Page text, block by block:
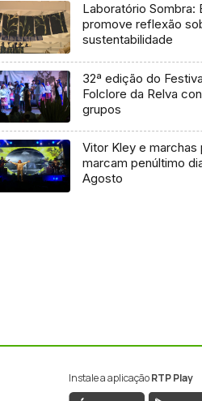
Laboratório Sombra:
promove reflexão
sustentabilidade
32ª edição do
Folclore da Relva
grupos
Vitor Kley e marchas
marcam penúltimo
Agosto
Instale a aplicaçãoRTP Play